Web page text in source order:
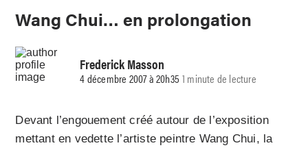
Wang Chui… en prolongation
Frederick Masson
4 décembre 2007 à 20h35 1 minute de lecture
Devant l’engouement créé autour de l’exposition
mettant en vedette l’artiste peintre Wang Chui, la